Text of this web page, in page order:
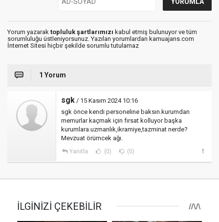
Yorum yazarak topluluk şartlarımızı kabul etmiş bulunuyor ve tüm
sorumluluğu üstleniyorsunuz. Yazılan yorumlardan kamuajans.com
İnternet Sitesi hiçbir şekilde sorumlu tutulamaz
1 Yorum
sgk / 15 Kasım 2024 10:16
sgk önce kendi personeline baksın.kurumdan
memurlar kaçmak için fırsat kolluyor başka
kurumlara.uzmanlık,ikramiye,tazminat nerde?
Mevzuat örümcek ağı.
Yanıtla (0) (0)